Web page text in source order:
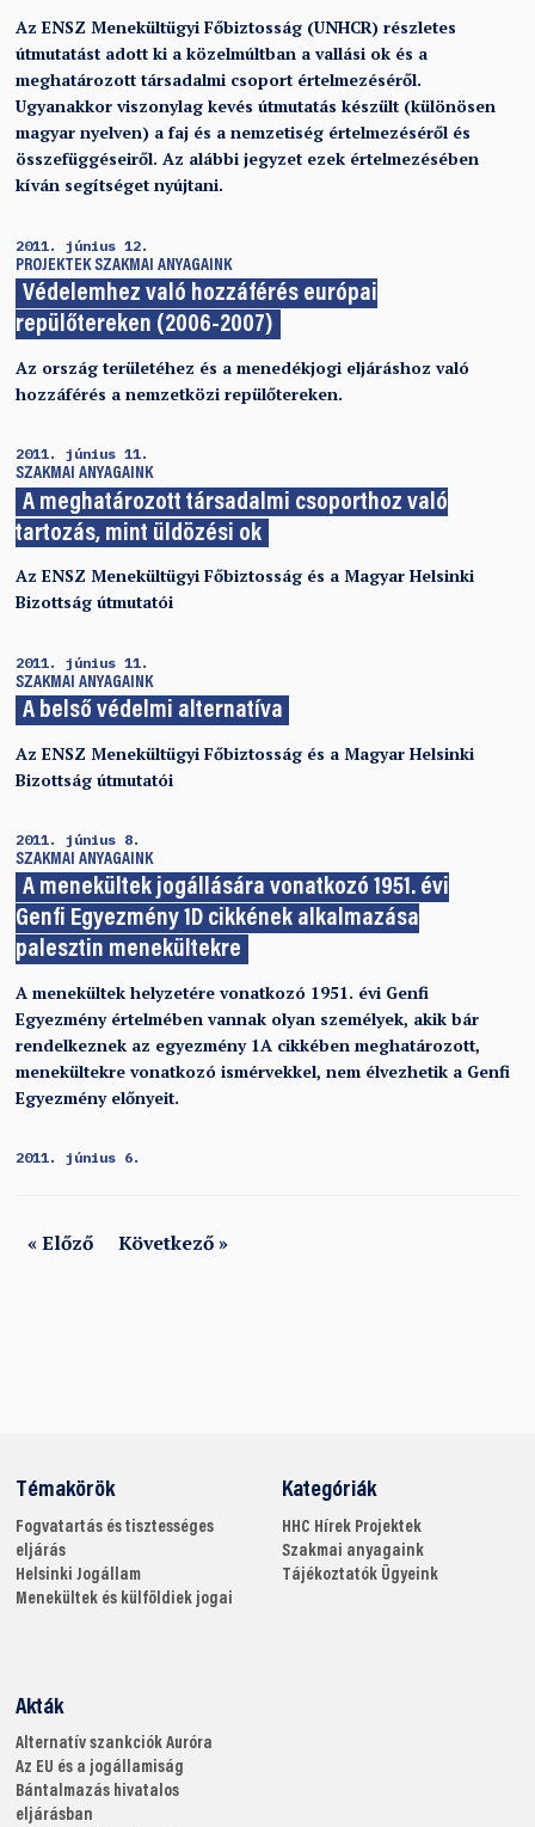
Az ENSZ Menekültügyi Főbiztosság (UNHCR) részletes
útmutatást adott ki a közelmúltban a vallási ok és a
meghatározott társadalmi csoport értelmezéséről.
Ugyanakkor viszonylag kevés útmutatás készült (különösen
magyar nyelven) a faj és a nemzetiség értelmezéséről és
összefüggéseiről. Az alábbi jegyzet ezek értelmezésében
kíván segítséget nyújtani.
2011. június 12.
PROJEKTEK SZAKMAI ANYAGAINK
Védelemhez való hozzáférés európai
repülőtereken (2006-2007)
Az ország területéhez és a menedékjogi eljáráshoz való
hozzáférés a nemzetközi repülőtereken.
2011. június 11.
SZAKMAI ANYAGAINK
A meghatározott társadalmi csoporthoz való
tartozás, mint üldözési ok
Az ENSZ Menekültügyi Főbiztosság és a Magyar Helsinki
Bizottság útmutatói
2011. június 11.
SZAKMAI ANYAGAINK
A belső védelmi alternatíva
Az ENSZ Menekültügyi Főbiztosság és a Magyar Helsinki
Bizottság útmutatói
2011. június 8.
SZAKMAI ANYAGAINK
A menekültek jogállására vonatkozó 1951. évi
Genfi Egyezmény 1D cikkének alkalmazása
palesztin menekültekre
A menekültek helyzetére vonatkozó 1951. évi Genfi
Egyezmény értelmében vannak olyan személyek, akik bár
rendelkeznek az egyezmény 1A cikkében meghatározott,
menekültekre vonatkozó ismérvekkel, nem élvezhetik a Genfi
Egyezmény előnyeit.
2011. június 6.
« Előző Következő »
Témakörök
Fogvatartás és tisztességes
eljárás
Helsinki Jogállam
Menekültek és külföldiek jogai
Kategóriák
HHC Hírek Projektek
Szakmai anyagaink
Tájékoztatók Ügyeink
Akták
Alternatív szankciók Auróra
Az EU és a jogállamiság
Bántalmazás hivatalos
eljárásban